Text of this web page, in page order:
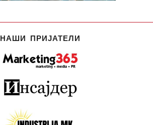
НАШИ ПРИЈАТЕЛИ